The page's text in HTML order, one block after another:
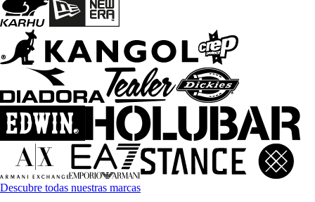
Descubre todas nuestras marcas